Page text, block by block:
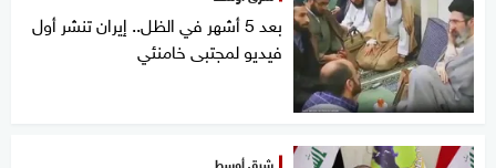
بعد 5 أشهر في الظل.. إيران تنشر أول
فيديو لمجتبى خامنئي
شرق أوسط